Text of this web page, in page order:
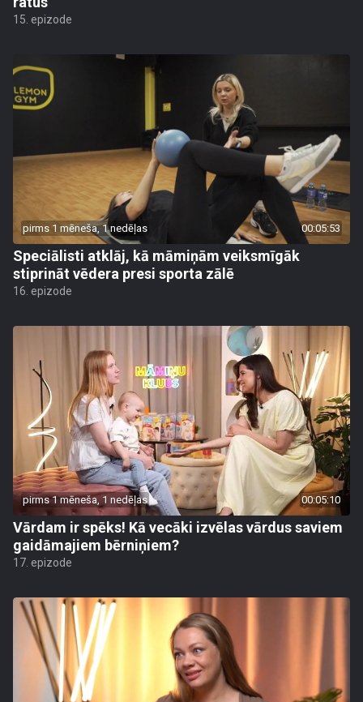
15. epizode
pirms 1 mēneša, 1 nedēļas 00:05:53
Speciālisti atklāj, kā māmiņām veiksmīgāk
stiprināt vēdera presi sporta zālē
16. epizode
pirms 1 mēneša, 1 nedēļas 00:05:10
Vārdam ir spēks! Kā vecāki izvēlas vārdus saviem
gaidāmajiem bērniņiem?
17. epizode